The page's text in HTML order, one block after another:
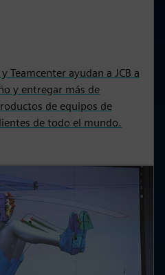
Teamcenter ayudan a JCB a
y entregar más de
de equipos de
de todo el mundo.